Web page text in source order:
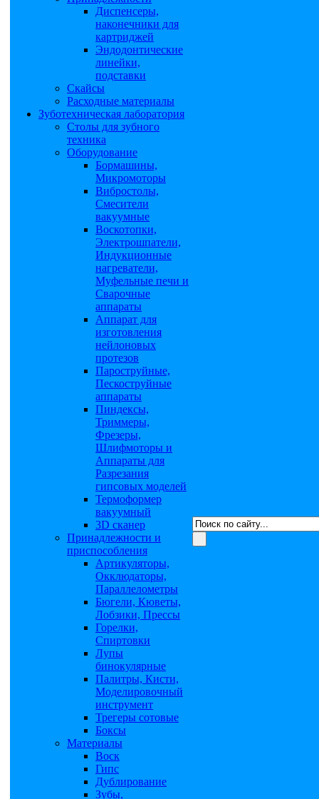
Диспенсеры,
наконечники для
картриджей
Эндодонтические
линейки,
подставки
Скайсы
Расходные материалы
Зуботехническая лаборатория
Столы для зубного
техника
Оборудование
Бормашины,
Микромоторы
Вибростолы,
Смесители
вакуумные
Воскотопки,
Электрошпатели,
Индукционные
нагреватели,
Муфельные печи и
Сварочные
аппараты
Аппарат для
изготовления
нейлоновых
протезов
Пароструйные,
Пескоструйные
аппараты
Пиндексы,
Триммеры,
Фрезеры,
Шлифмоторы и
Аппараты для
Разрезания
гипсовых моделей
Термоформер
вакуумный
3D сканер
Принадлежности и
приспособления
Артикуляторы,
Окклюдаторы,
Параллелометры
Бюгели, Кюветы,
Лобзики, Прессы
Горелки,
Спиртовки
Лупы
бинокулярные
Палитры, Кисти,
Моделировочный
инструмент
Трегеры сотовые
Боксы
Материалы
Воск
Гипс
Дублирование
Зубы,